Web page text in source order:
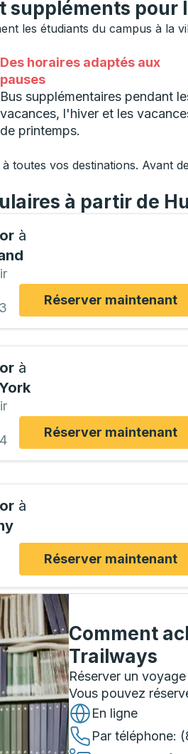
suppléments pour
les étudiants du campus à la
Des horaires adaptés aux
pauses
Bus supplémentaires pendant
vacances, l'hiver et les
de printemps.
toutes vos destinations. Avant
à partir de
à
Réserver maintenant
à
Réserver maintenant
à
Réserver maintenant
Comment
Trailways
Réserver un
Vous pouvez
En ligne
Par téléphone: